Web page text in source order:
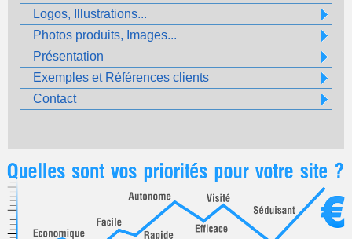
Logos, Illustrations...
Photos produits, Images...
Présentation
Exemples et Références clients
Contact